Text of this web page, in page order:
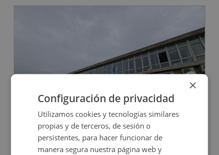
Oficina en venta en CERVANTES, 51
Impuestos no incluidos
×
Configuración de privacidad
Utilizamos cookies y tecnologías similares
propias y de terceros, de sesión o
persistentes, para hacer funcionar de
manera segura nuestra página web y